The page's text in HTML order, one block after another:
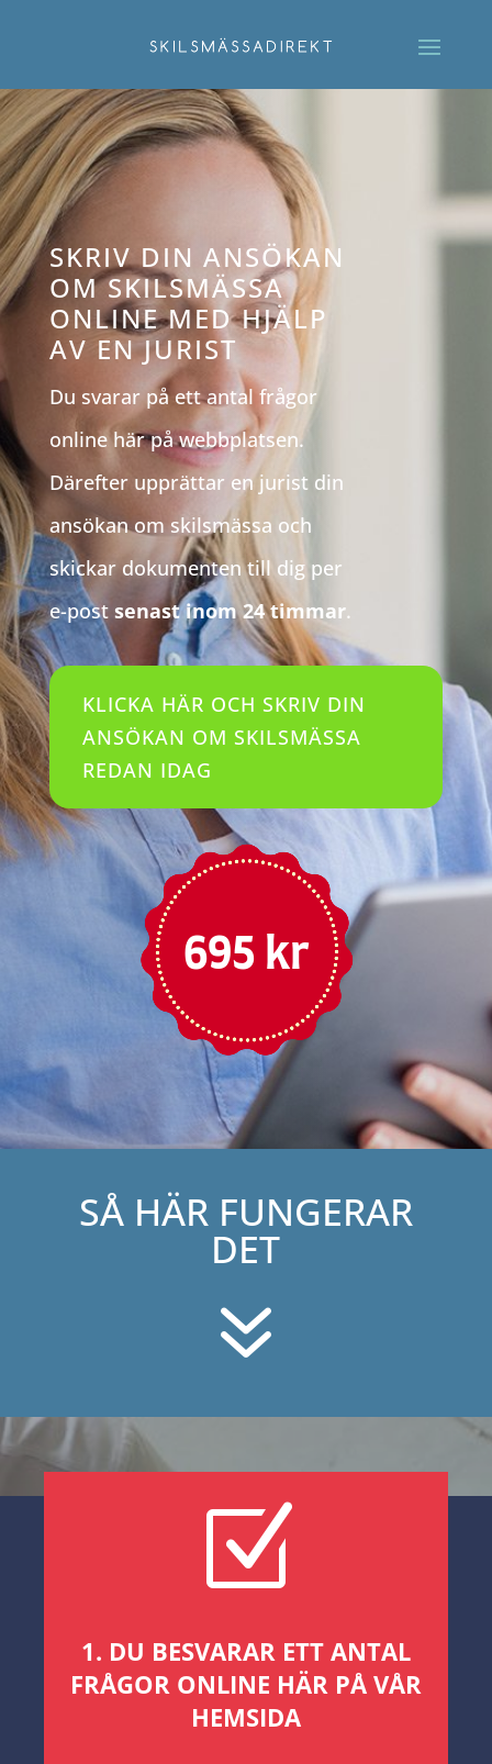
SKRIV DIN ANSÖKAN
OM SKILSMÄSSA
ONLINE MED HJÄLP
AV EN JURIST
Du svarar på ett antal frågor
online här på webbplatsen.
Därefter upprättar en jurist din
ansökan om skilsmässa och
skickar dokumenten till dig per
e-post senast inom 24 timmar.
KLICKA HÄR OCH SKRIV DIN
ANSÖKAN OM SKILSMÄSSA
REDAN IDAG
695 kr
SÅ HÄR FUNGERAR
DET
7
Z
1. DU BESVARAR ETT ANTAL
FRÅGOR ONLINE HÄR PÅ VÅR
HEMSIDA